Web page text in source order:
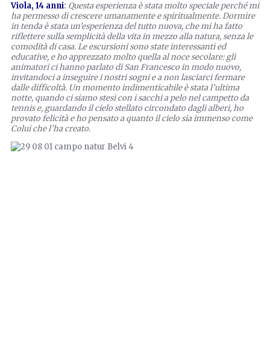
Viola, 14 anni: Questa esperienza è stata molto speciale perché mi
ha permesso di crescere umanamente e spiritualmente. Dormire
in tenda è stata un’esperienza del tutto nuova, che mi ha fatto
riflettere sulla semplicità della vita in mezzo alla natura, senza le
comodità di casa. Le escursioni sono state interessanti ed
educative, e ho apprezzato molto quella al noce secolare: gli
animatori ci hanno parlato di San Francesco in modo nuovo,
invitandoci a inseguire i nostri sogni e a non lasciarci fermare
dalle difficoltà. Un momento indimenticabile è stata l’ultima
notte, quando ci siamo stesi con i sacchi a pelo nel campetto da
tennis e, guardando il cielo stellato circondato dagli alberi, ho
provato felicità e ho pensato a quanto il cielo sia immenso come
Colui che l’ha creato.